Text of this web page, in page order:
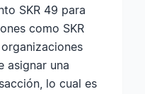
SKR 49 para
como SKR
asignar una
lo cual es